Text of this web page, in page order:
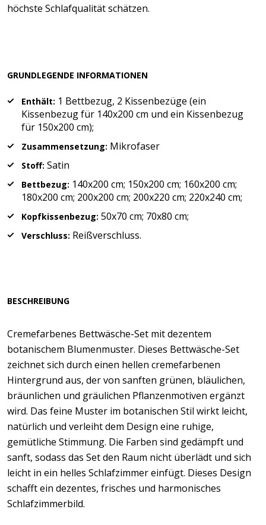
höchste Schlafqualität schätzen.
GRUNDLEGENDE INFORMATIONEN
Enthält: 1 Bettbezug, 2 Kissenbezüge (ein
Kissenbezug für 140x200 cm und ein Kissenbezug
für 150x200 cm);
Zusammensetzung: Mikrofaser
Stoff: Satin
Bettbezug: 140x200 cm; 150x200 cm; 160x200 cm;
180x200 cm; 200x200 cm; 200x220 cm; 220x240 cm;
Kopfkissenbezug: 50x70 cm; 70x80 cm;
Verschluss: Reißverschluss.
BESCHREIBUNG
Cremefarbenes Bettwäsche-Set mit dezentem
botanischem Blumenmuster. Dieses Bettwäsche-Set
zeichnet sich durch einen hellen cremefarbenen
Hintergrund aus, der von sanften grünen, bläulichen,
bräunlichen und gräulichen Pflanzenmotiven ergänzt
wird. Das feine Muster im botanischen Stil wirkt leicht,
natürlich und verleiht dem Design eine ruhige,
gemütliche Stimmung. Die Farben sind gedämpft und
sanft, sodass das Set den Raum nicht überlädt und sich
leicht in ein helles Schlafzimmer einfügt. Dieses Design
schafft ein dezentes, frisches und harmonisches
Schlafzimmerbild.